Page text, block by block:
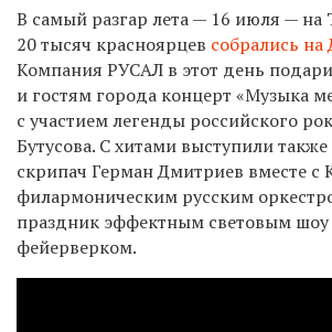
В самый разгар лета — 16 июля — на
20 тысяч красноярцев собрались на
Компания РУСАЛ в этот день
и гостям города концерт «Музыка
с участием легенды российского
Бутусова. С хитами выступили
скрипач Герман Дмитриев вместе с
филармоническим русским
праздник эффектным световым
фейерверком.